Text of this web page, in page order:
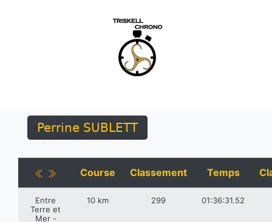
Perrine SUBLETT
Course Classement Temps
Entre
Terre et
Mer -
10 km 299 01:36:31.52